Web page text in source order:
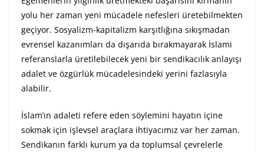
yolu her zaman yeni mücadele nefesleri üretebilmekten
geçiyor. Sosyalizm-kapitalizm karşıtlığına sıkışmadan
evrensel kazanımları da dışarıda bırakmayarak İslami
referanslarla üretilebilecek yeni bir sendikacılık anlayışı
adalet ve özgürlük mücadelesindeki yerini fazlasıyla
alabilir.
İslam’ın adaleti refere eden söylemini hayatın içine
sokmak için işlevsel araçlara ihtiyacımız var her zaman.
Sendikanın farklı kurum ya da toplumsal çevrelerle